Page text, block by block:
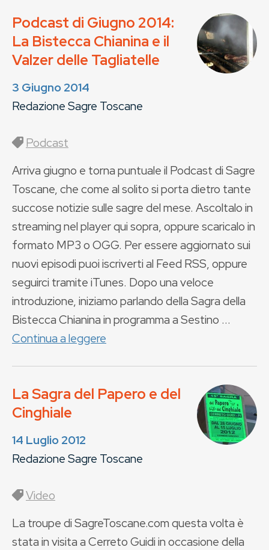
Podcast di Giugno 2014:
La Bistecca Chianina e il
Valzer delle Tagliatelle
3 Giugno 2014
Redazione Sagre Toscane
Podcast
Arriva giugno e torna puntuale il Podcast di Sagre
Toscane, che come al solito si porta dietro tante
succose notizie sulle sagre del mese. Ascoltalo in
streaming nel player qui sopra, oppure scaricalo in
formato MP3 o OGG. Per essere aggiornato sui
nuovi episodi puoi iscriverti al Feed RSS, oppure
seguirci tramite iTunes. Dopo una veloce
introduzione, iniziamo parlando della Sagra della
Bistecca Chianina in programma a Sestino ...
Continua a leggere
La Sagra del Papero e del
Cinghiale
14 Luglio 2012
Redazione Sagre Toscane
Video
La troupe di SagreToscane.com questa volta è
stata in visita a Cerreto Guidi in occasione della